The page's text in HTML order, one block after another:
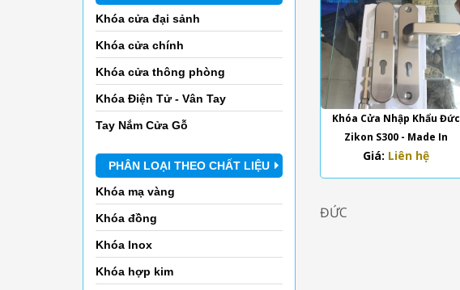
Khóa cửa đại sảnh
Khóa cửa chính
Khóa cửa thông phòng
Khóa Điện Tử - Vân Tay
Tay Nắm Cửa Gỗ
PHÂN LOẠI THEO CHẤT LIỆU
Khóa mạ vàng
Khóa đồng
Khóa Inox
Khóa hợp kim
Khóa Cửa Nhập Khẩu Đức
Zikon S300 - Made In
Germany
Giá: Liên hệ
ĐỨC